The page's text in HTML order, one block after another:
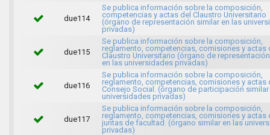
due114
Se publica información sobre la composición,
competencias y actas del Claustro Universitario
(órgano de representación similar en las
privadas)
due115
Se publica información sobre la composición,
reglamento, competencias, comisiones y actas
Claustro Universitario (órgano de
en las universidades privadas)
due116
Se publica información sobre la composición,
reglamento, competencias, comisiones y actas
Consejo Social. (órgano de participación similar
universidades privadas)
due117
Se publica información sobre la composición,
reglamento, competencias, comisiones y actas
juntas de facultad. (órgano similar en las
privadas)